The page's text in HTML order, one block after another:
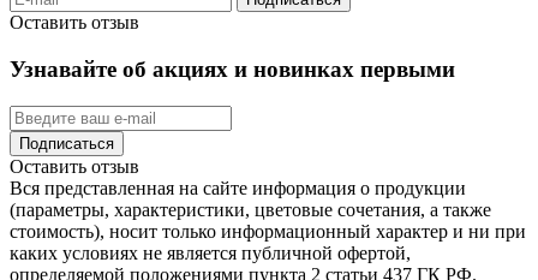
Оставить отзыв
Узнавайте об акциях и новинках первыми
Подписаться
Оставить отзыв
Вся представленная на сайте информация о продукции
(параметры, характеристики, цветовые сочетания, а также
стоимость), носит только информационный характер и ни при
каких условиях не является публичной офертой,
определяемой положениями пункта 2 статьи 437 ГК РФ.